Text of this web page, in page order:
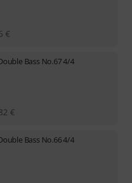
€
Bass No.67 4/4
€
Bass No.66 4/4